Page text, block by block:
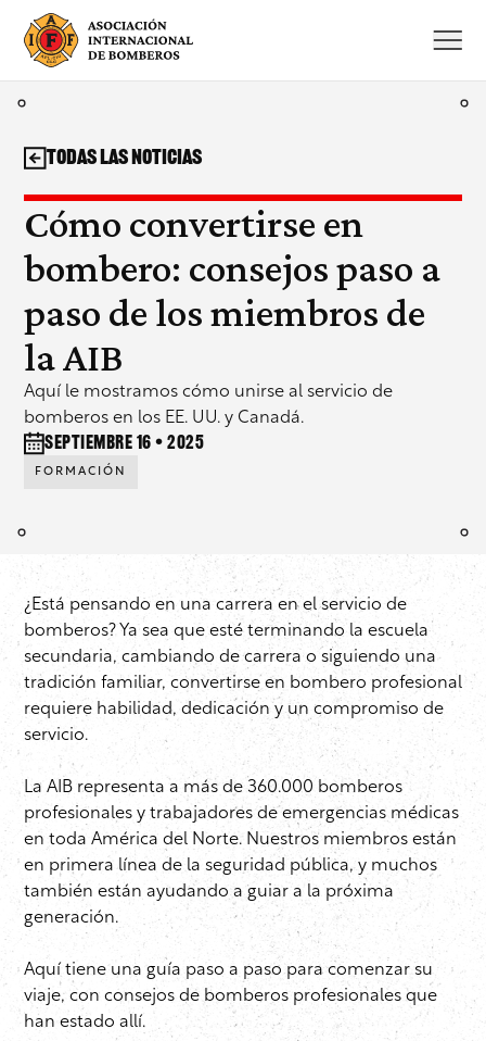
Saltar
contenido
Cómo convertirse en
bombero: consejos paso a
paso de los miembros de
la AIB
Aquí le mostramos cómo unirse al servicio de
bomberos en los EE. UU. y Canadá.
septiembre 16 • 2025
FORMACIÓN
Todas las noticias
¿Está pensando en una carrera en el servicio de
bomberos? Ya sea que esté terminando la escuela
secundaria, cambiando de carrera o siguiendo una
tradición familiar, convertirse en bombero profesional
requiere habilidad, dedicación y un compromiso de
servicio.
La AIB representa a más de 360.000 bomberos
profesionales y trabajadores de emergencias médicas
en toda América del Norte. Nuestros miembros están
en primera línea de la seguridad pública, y muchos
también están ayudando a guiar a la próxima
generación.
Aquí tiene una guía paso a paso para comenzar su
viaje, con consejos de bomberos profesionales que
han estado allí.